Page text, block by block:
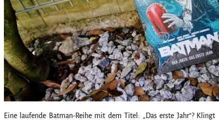
Eine laufende Batman-Reihe mit dem Titel: „Das erste Jahr“? Klingt